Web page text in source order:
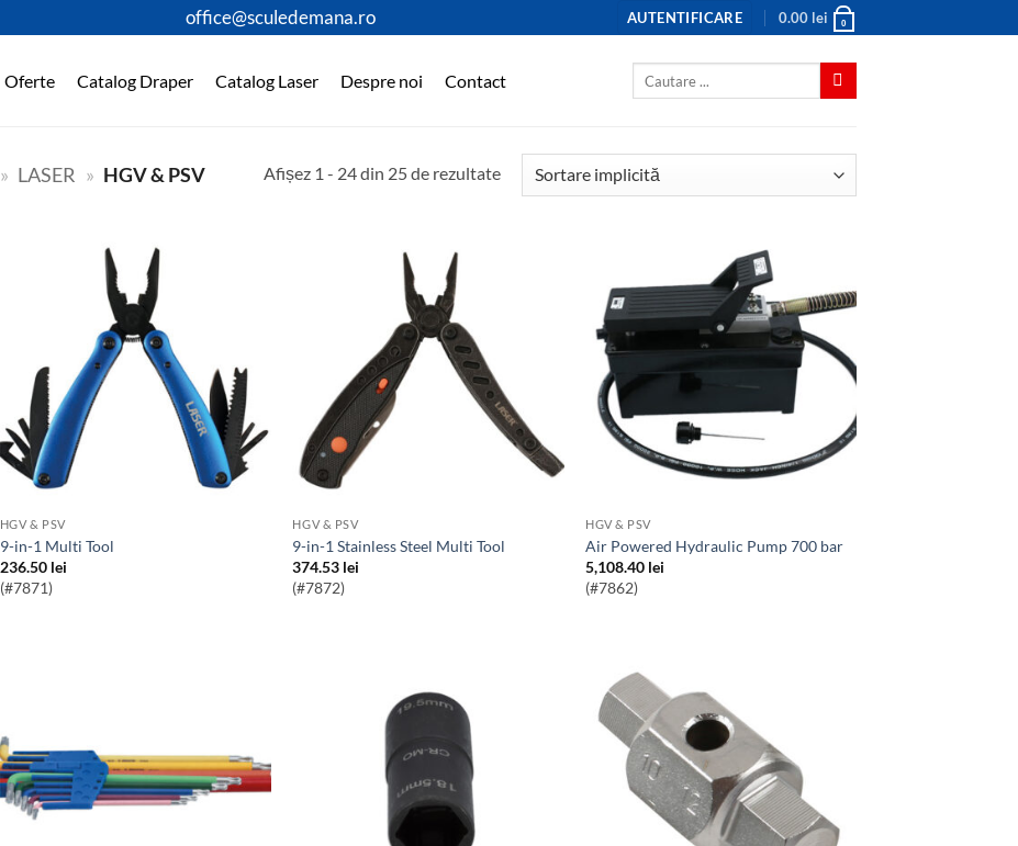
office@sculedemana.ro AUTENTIFICARE 0.00 lei 0
Oferte Catalog Draper Catalog Laser Despre noi Contact
» LASER » HGV & PSV Afișez 1 - 24 din 25 de rezultate
HGV & PSV
9-in-1 Multi Tool
236.50 lei
(#7871)
HGV & PSV
9-in-1 Stainless Steel Multi Tool
374.53 lei
(#7872)
HGV & PSV
Air Powered Hydraulic Pump 700 bar
5,108.40 lei
(#7862)